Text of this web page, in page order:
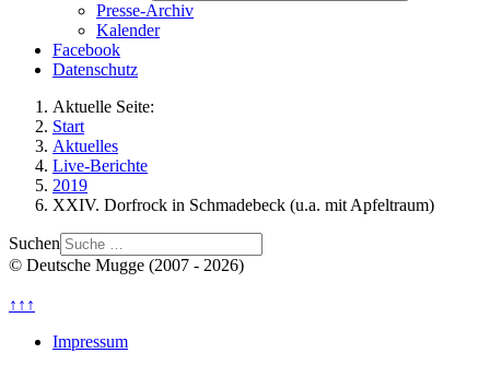
Presse-Archiv
Kalender
Facebook
Datenschutz
Aktuelle Seite:
Start
Aktuelles
Live-Berichte
2019
XXIV. Dorfrock in Schmadebeck (u.a. mit Apfeltraum)
Suchen
© Deutsche Mugge (2007 - 2026)
↑↑↑
Impressum